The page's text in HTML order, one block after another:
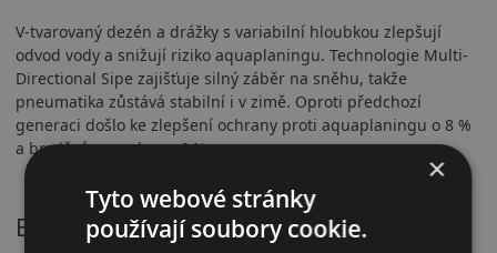
V-tvarovaný dezén a drážky s variabilní hloubkou zlepšují
odvod vody a snižují riziko aquaplaningu. Technologie Multi-
Directional Sipe zajišťuje silný záběr na sněhu, takže
pneumatika zůstává stabilní i v zimě. Oproti předchozí
generaci došlo ke zlepšení ochrany proti aquaplaningu o 8 %
a brzdění na mokru o 6 %.
Bezpečnostní vlastnosti
×
Tyto webové stránky
používají soubory cookie.